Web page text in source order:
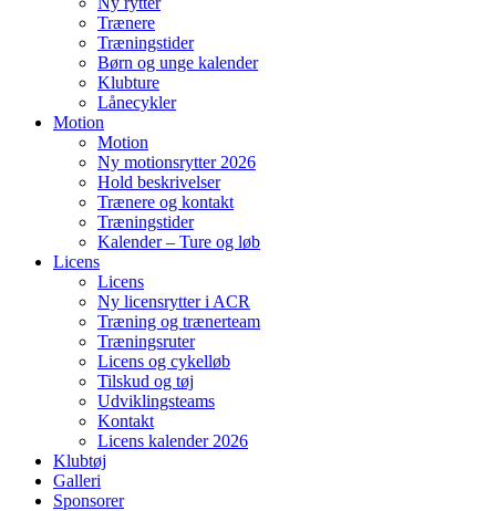
Trænere
Træningstider
Børn og unge kalender
Klubture
Lånecykler
Motion
Motion
Ny motionsrytter 2026
Hold beskrivelser
Trænere og kontakt
Træningstider
Kalender – Ture og løb
Licens
Licens
Ny licensrytter i ACR
Træning og trænerteam
Træningsruter
Licens og cykelløb
Tilskud og tøj
Udviklingsteams
Kontakt
Licens kalender 2026
Klubtøj
Galleri
Sponsorer